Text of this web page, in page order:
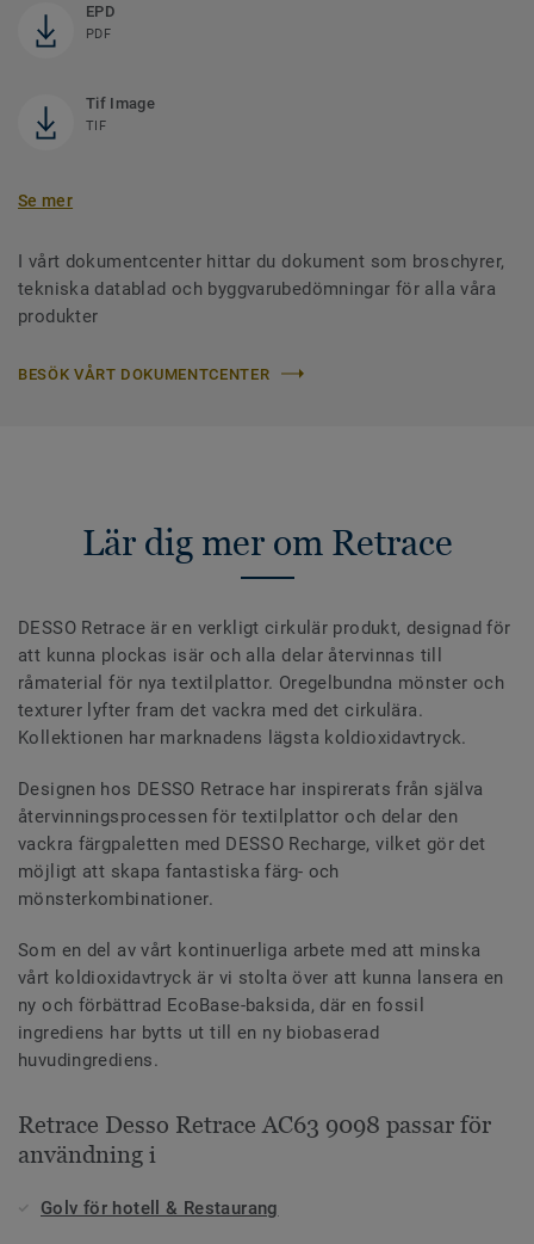
EPD
PDF
Tif Image
TIF
Se mer
I vårt dokumentcenter hittar du dokument som broschyrer,
tekniska datablad och byggvarubedömningar för alla våra
produkter
BESÖK VÅRT DOKUMENTCENTER
Lär dig mer om Retrace
DESSO Retrace är en verkligt cirkulär produkt, designad för
att kunna plockas isär och alla delar återvinnas till
råmaterial för nya textilplattor. Oregelbundna mönster och
texturer lyfter fram det vackra med det cirkulära.
Kollektionen har marknadens lägsta koldioxidavtryck.
Designen hos DESSO Retrace har inspirerats från själva
återvinningsprocessen för textilplattor och delar den
vackra färgpaletten med DESSO Recharge, vilket gör det
möjligt att skapa fantastiska färg- och
mönsterkombinationer.
Som en del av vårt kontinuerliga arbete med att minska
vårt koldioxidavtryck är vi stolta över att kunna lansera en
ny och förbättrad EcoBase-baksida, där en fossil
ingrediens har bytts ut till en ny biobaserad
huvudingrediens.
Retrace Desso Retrace AC63 9098 passar för
användning i
Golv för hotell & Restaurang